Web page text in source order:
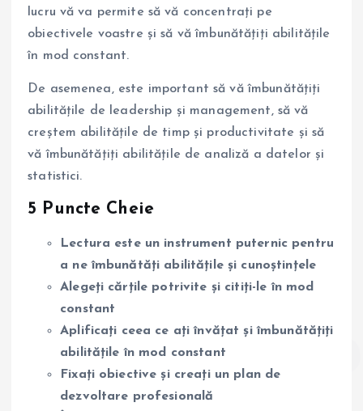
lucru vă va permite să vă concentrați pe
obiectivele voastre și să vă îmbunătățiți abilitățile
în mod constant.
De asemenea, este important să vă îmbunătățiți
abilitățile de leadership și management, să vă
creștem abilitățile de timp și productivitate și să
vă îmbunătățiți abilitățile de analiză a datelor și
statistici.
5 Puncte Cheie
Lectura este un instrument puternic pentru
a ne îmbunătăți abilitățile și cunoștințele
Alegeți cărțile potrivite și citiți-le în mod
constant
Aplificați ceea ce ați învățat și îmbunătățiți
abilitățile în mod constant
Fixați obiective și creați un plan de
dezvoltare profesională